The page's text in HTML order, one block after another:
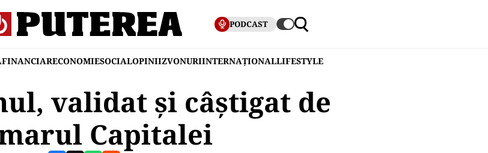
PODCAST
FINANCIARECONOMIESOCIALOPINIIZVONURIINTERNAȚIONALLIFESTYLE
validat și câștigat de
Capitalei